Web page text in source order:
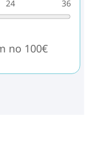
24 36
no 100€